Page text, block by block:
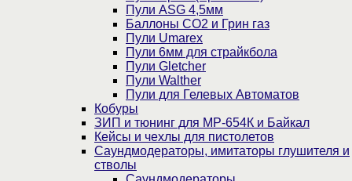
Пули ASG 4,5мм
Баллоны CO2 и Грин газ
Пули Umarex
Пули 6мм для страйкбола
Пули Gletcher
Пули Walther
Пули для Гелевых Автоматов
Кобуры
ЗИП и тюнинг для МР-654К и Байкал
Кейсы и чехлы для пистолетов
Саундмодераторы, имитаторы глушителя и
стволы